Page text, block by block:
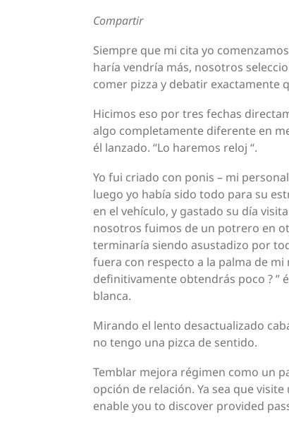
Compartir
Siempre que mi cita yo
haría vendría más, nosotros
comer pizza y debatir exactamente
Hicimos eso por tres fechas
algo completamente diferente en
él lanzado. “Lo haremos reloj “.
Yo fui criado con ponis – mi
luego yo había sido todo para su
en el vehículo, y gastado su día
nosotros fuimos de un potrero en
terminaría siendo asustadizo por
fuera con respecto a la palma de
definitivamente obtendrás poco ? ”
blanca.
Mirando el lento desactualizado
no tengo una pizca de sentido.
Temblar mejora régimen como un
opción de relación. Ya sea que
enable you to discover provided